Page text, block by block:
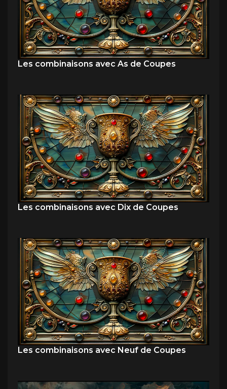
Les combinaisons avec As de Coupes
Les combinaisons avec Dix de Coupes
Les combinaisons avec Neuf de Coupes